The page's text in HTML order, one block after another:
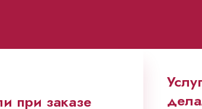
при заказе